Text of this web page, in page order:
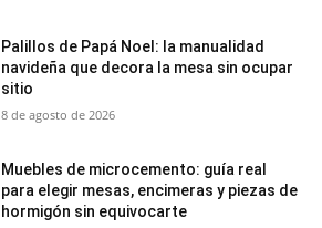
Palillos de Papá Noel: la manualidad
navideña que decora la mesa sin ocupar
sitio
8 de agosto de 2026
Muebles de microcemento: guía real
para elegir mesas, encimeras y piezas de
hormigón sin equivocarte